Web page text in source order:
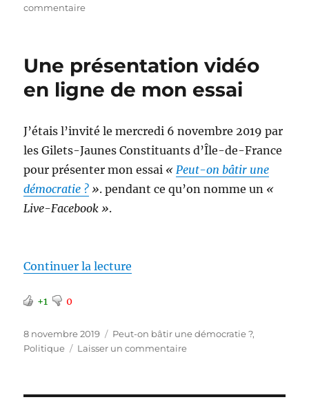
commentairesur
gouvernement
Une présentation vidéo
en ligne de mon essai
J’étais l’invité le mercredi 6 novembre 2019 par
les Gilets-Jaunes Constituants d’Île-de-France
pour présenter mon essai «Peut-on bâtir une
démocratie ? ». pendant ce qu’on nomme un «
Live-Facebook ».
Continuer la lecture
+1 0
Publié
le
8 novembre 2019 Catégories
Peut-on bâtir une démocratie ?,
Politique
Laisser un commentairesur